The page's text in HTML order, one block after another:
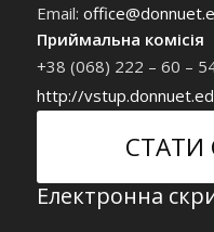
Email:
Приймальна комісія
+38 (068) 222 – 60 –
http://
СТАТИ
Електронна